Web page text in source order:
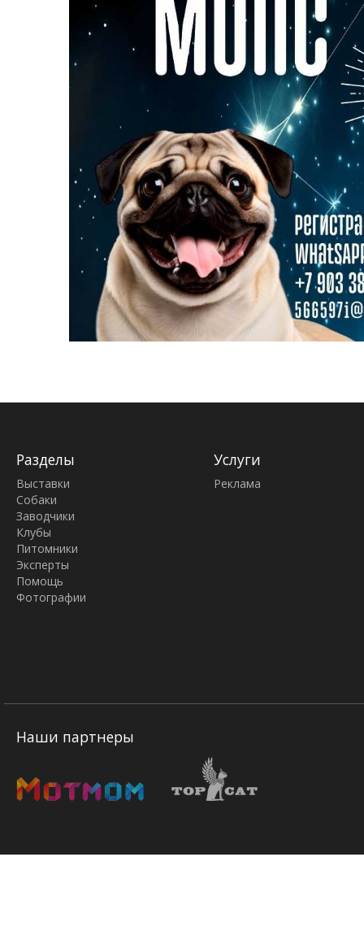
Разделы
Выставки
Собаки
Заводчики
Клубы
Питомники
Эксперты
Помощь
Фотографии
Услуги
Реклама
Наши партнеры